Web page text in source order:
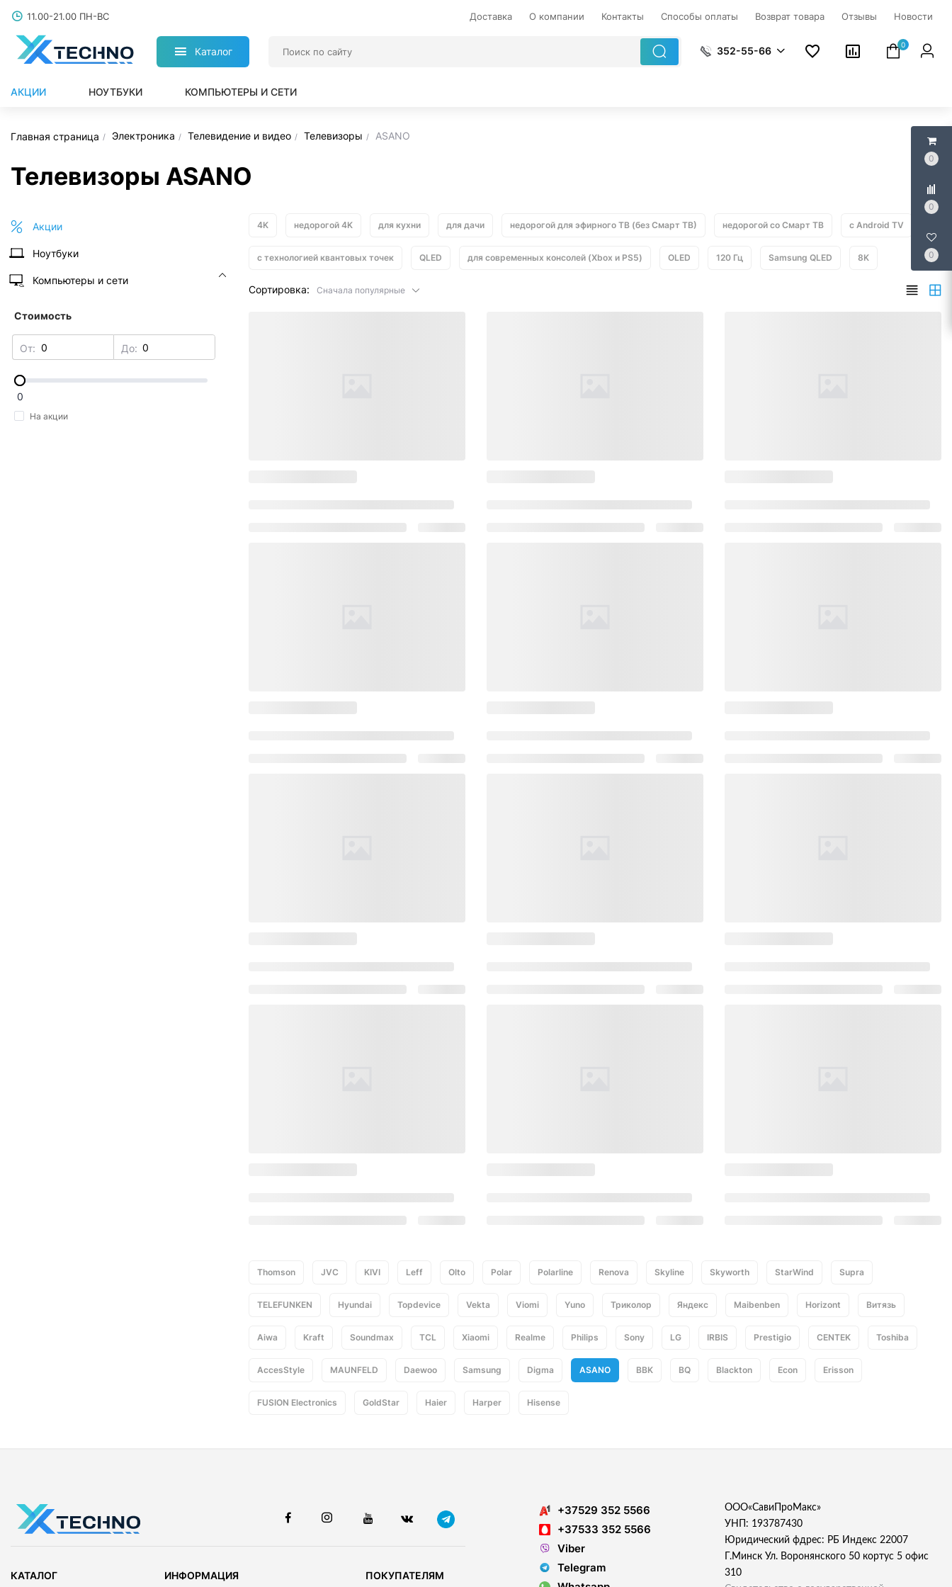
0
0
0
11.00-21.00 ПН-ВС Доставка О компании Контакты Способы оплаты Возврат товара Отзывы Новости
Каталог 352-55-66
0
АКЦИИ НОУТБУКИ КОМПЬЮТЕРЫ И СЕТИ
Главная страница Электроника Телевидение и видео Телевизоры ASANO
Телевизоры ASANO
Акции
Ноутбуки
Компьютеры и сети
Стоимость
От: До:
0
На акции
4K недорогой 4K для кухни для дачи недорогой для эфирного ТВ (без Смарт ТВ) недорогой со Смарт ТВ с Android TV
с технологией квантовых точек QLED для современных консолей (Xbox и PS5) OLED 120 Гц Samsung QLED 8K
Сортировка: Сначала популярные
Thomson JVC KIVI Leff Olto Polar Polarline Renova Skyline Skyworth StarWind Supra
TELEFUNKEN Hyundai Topdevice Vekta Viomi Yuno Триколор Яндекс Maibenben Horizont Витязь
Aiwa Kraft Soundmax TCL Xiaomi Realme Philips Sony LG IRBIS Prestigio CENTEK Toshiba
AccesStyle MAUNFELD Daewoo Samsung Digma ASANO BBK BQ Blackton Econ Erisson
FUSION Electronics GoldStar Haier Harper Hisense
КАТАЛОГ ИНФОРМАЦИЯ ПОКУПАТЕЛЯМ
+37529 352 5566
+37533 352 5566
Viber
Telegram
ООО«СавиПроМакс»
УНП: 193787430
Юридический фдрес: РБ Индекс 22007
Г.Минск Ул. Воронянского 50 кортус 5 офис
310